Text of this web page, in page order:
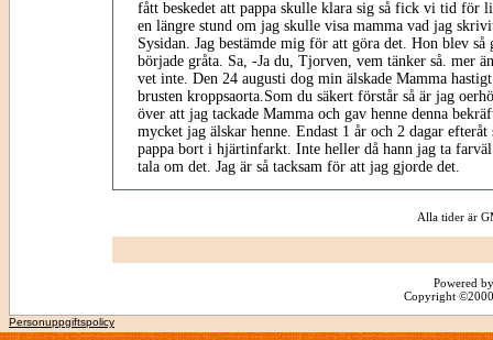
fått beskedet att pappa skulle klara sig så fick vi tid för
en längre stund om jag skulle visa mamma vad jag
Sysidan. Jag bestämde mig för att göra det. Hon blev
började gråta. Sa, -Ja du, Tjorven, vem tänker så. mer
vet inte. Den 24 augusti dog min älskade Mamma
brusten kroppsaorta.Som du säkert förstår så är jag
över att jag tackade Mamma och gav henne denna
mycket jag älskar henne. Endast 1 år och 2 dagar efteråt
pappa bort i hjärtinfarkt. Inte heller då hann jag ta
tala om det. Jag är så tacksam för att jag gjorde det.
Alla tider är
Powered
Copyright
Personuppgiftspolicy